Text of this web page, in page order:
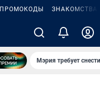
ПРОМОКОДЫ ЗНАКОМСТВА
Мэрия требует